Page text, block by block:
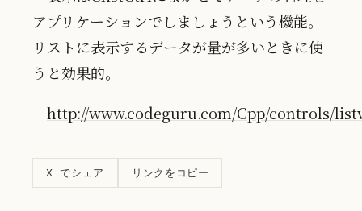
アプリケーションでしましょうという機能。
リストに表示するデータが量が多いときに使
うと効果的。
http://www.codeguru.com/Cpp/controls/
X でシェア リンクをコピー